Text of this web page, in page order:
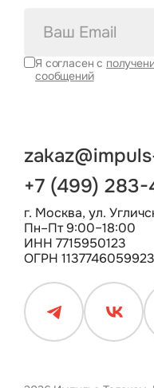
Я согласен с
сообщений
+7 (499) 283-
г. Москва, ул.
Пн–Пт 9:00–18:00
ИНН 7715950123
ОГРН 1137746059923